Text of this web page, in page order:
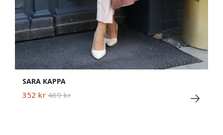
SARA KAPPA
352 kr 469 kr